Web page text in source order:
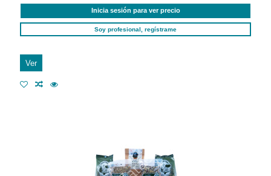
Inicia sesión para ver precio
Soy profesional, regístrame
Ver